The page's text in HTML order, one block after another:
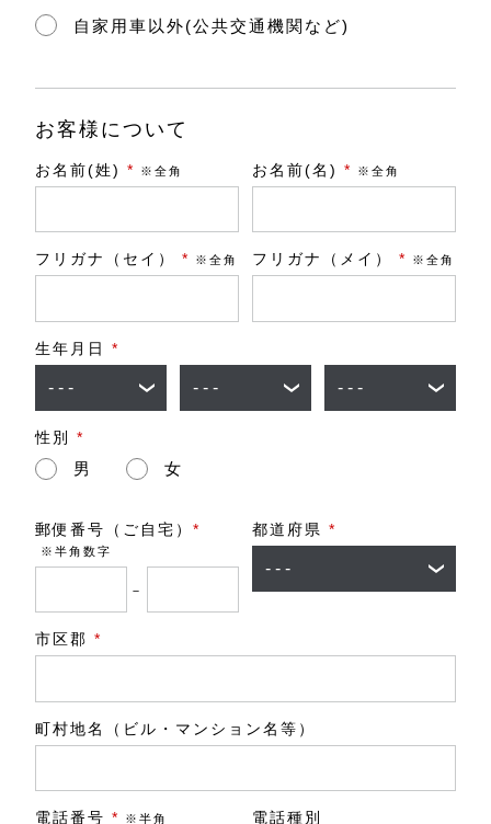
自家用車以外(公共交通機関など)
お客様について
お名前(姓) * ※全角 お名前(名) * ※全角
フリガナ（セイ） * ※全角 フリガナ（メイ） * ※全角
生年月日 *
性別 *
男 女
郵便番号（ご自宅） *
※半角数字
－
都道府県 *
市区郡 *
町村地名（ビル・マンション名等）
電話番号 * ※半角 電話種別